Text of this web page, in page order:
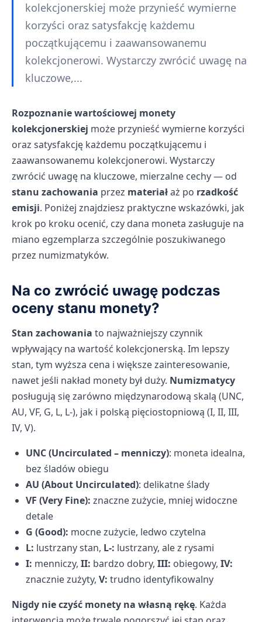
kolekcjonerskiej może przynieść wymierne
korzyści oraz satysfakcję każdemu
początkującemu i zaawansowanemu
kolekcjonerowi. Wystarczy zwrócić uwagę na
kluczowe,...
Rozpoznanie wartościowej monety
kolekcjonerskiej może przynieść wymierne korzyści
oraz satysfakcję każdemu początkującemu i
zaawansowanemu kolekcjonerowi. Wystarczy
zwrócić uwagę na kluczowe, mierzalne cechy — od
stanu zachowania przez materiałaż po rzadkość
emisji. Poniżej znajdziesz praktyczne wskazówki, jak
krok po kroku ocenić, czy dana moneta zasługuje na
miano egzemplarza szczególnie poszukiwanego
przez numizmatyków.
Na co zwrócić uwagę podczas
oceny stanu monety?
Stan zachowania to najważniejszy czynnik
wpływający na wartość kolekcjonerską. Im lepszy
stan, tym wyższa cena i większe zainteresowanie,
nawet jeśli nakład monety był duży. Numizmatycy
posługują się zarówno międzynarodową skalą (UNC,
AU, VF, G, L, L-), jak i polską pięciostopniową (I, II, III,
IV, V).
UNC (Uncirculated – menniczy): moneta idealna,
bez śladów obiegu
AU (About Uncirculated): delikatne ślady
VF (Very Fine): znaczne zużycie, mniej widoczne
detale
G (Good): mocne zużycie, ledwo czytelna
L: lustrzany stan, L-: lustrzany, ale z rysami
I: menniczy, II: bardzo dobry, III: obiegowy, IV:
znacznie zużyty, V: trudno identyfikowalny
Nigdy nie czyść monety na własną rękę. Każda